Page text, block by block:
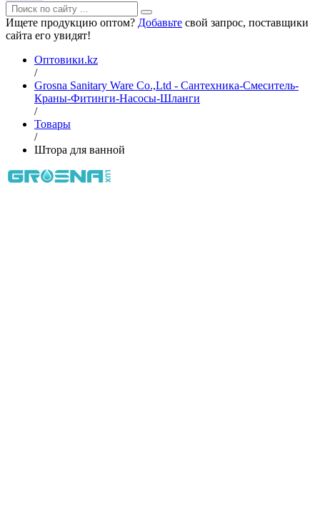
Ищете продукцию оптом? Добавьте свой запрос, поставщики
сайта его увидят!
Оптовики.kz
/
Grosna Sanitary Ware Co.,Ltd - Сантехника-Смеситель-
Краны-Фитинги-Насосы-Шланги
/
Товары
/
Штора для ванной